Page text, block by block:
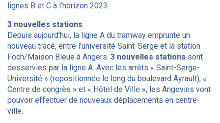
lignes B et C à l’horizon 2023.
3 nouvelles stations
Depuis aujourd’hui, la ligne A du tramway emprunte un
nouveau tracé, entre l’université Saint-Serge et la station
Foch/Maison Bleue à Angers. 3 nouvelles stations sont
desservies par la ligne A. Avec les arrêts « Saint-Serge-
Université » (repositionnée le long du boulevard Ayrault), «
Centre de congrès » et « Hôtel de Ville », les Angevins vont
pouvoir effectuer de nouveaux déplacements en centre-
ville.